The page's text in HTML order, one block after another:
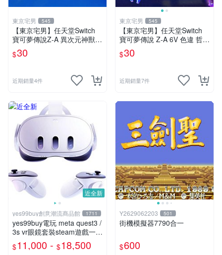
東京宅男 545
【東京宅男】任天堂Switch
寶可夢傳說Z-A 異次元神獸
色違 官方配布 美洛耶塔
$30
近期銷量4件
東京宅男 545
【東京宅男】任天堂Switch
寶可夢傳說 Z-A 6V 色違 哲爾
尼亞斯
$30
近期銷量7件
近全新
yes99buy創意潮流商品館 1711
yes99buy電玩 meta quest3 /
3s vr眼鏡套裝steam遊戲一體
機福利品
$11,000 - $18,500
Y2629062203 501
街機模擬器7790合一
$600